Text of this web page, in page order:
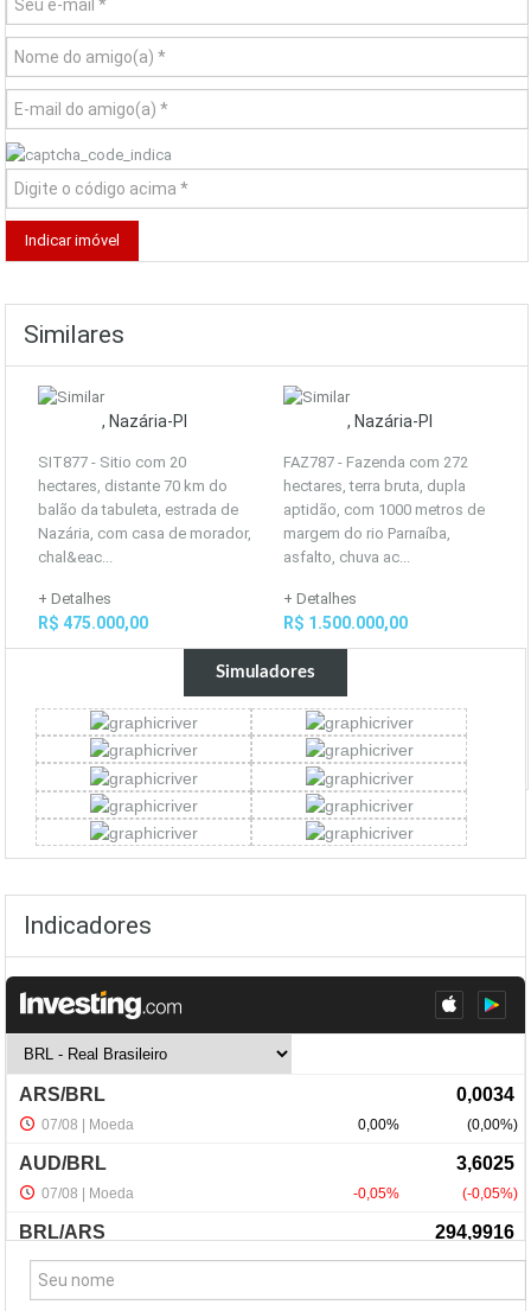
Similares
, Nazária-PI
SIT877 - Sitio com 20
hectares, distante 70 km do
balão da tabuleta, estrada de
Nazária, com casa de morador,
chal&eac...
+ Detalhes
R$ 475.000,00
, Nazária-PI
FAZ787 - Fazenda com 272
hectares, terra bruta, dupla
aptidão, com 1000 metros de
margem do rio Parnaíba,
asfalto, chuva ac...
+ Detalhes
R$ 1.500.000,00
Simuladores
Indicadores
NewsLetter